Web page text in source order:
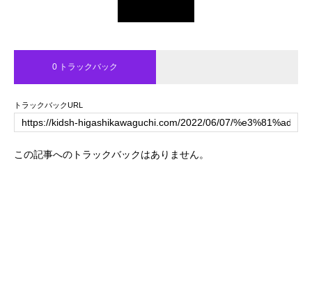
0 トラックバック
トラックバックURL
この記事へのトラックバックはありません。